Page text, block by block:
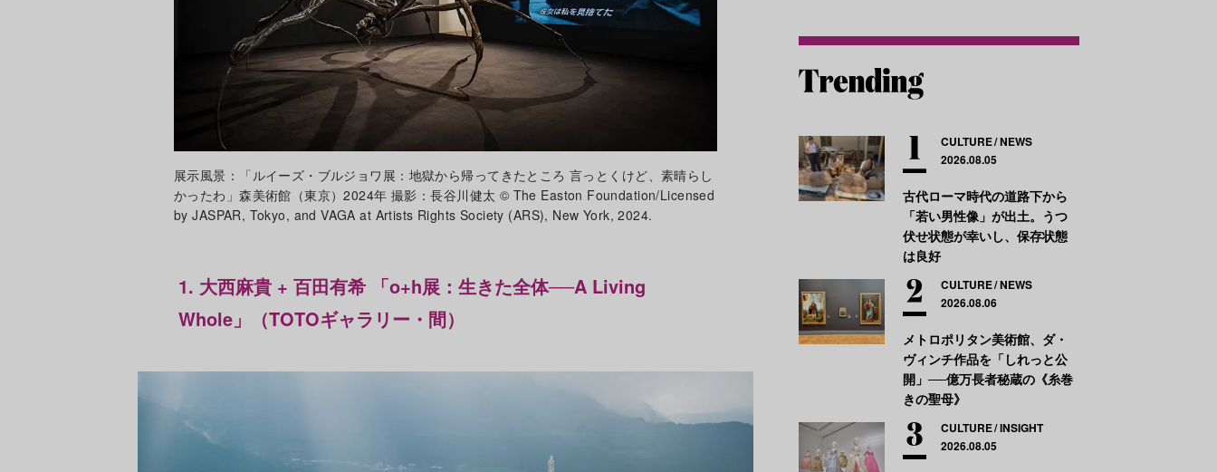
展示風景：「ルイーズ・ブルジョワ展：地獄から帰ってきたところ 言っとくけど、素晴らし
かったわ」森美術館（東京）2024年 撮影：長谷川健太 © The Easton Foundation/Licensed
by JASPAR, Tokyo, and VAGA at Artists Rights Society (ARS), New York, 2024.
1. 大西麻貴 + 百田有希 「o+h展：⽣きた全体──A Living
Whole」（TOTOギャラリー・間）
CULTURE NEWS
2026.08.05
古代ローマ時代の道路下から
「若い男性像」が出土。うつ
伏せ状態が幸いし、保存状態
は良好
CULTURE NEWS
2026.08.06
メトロポリタン美術館、ダ・
ヴィンチ作品を「しれっと公
開」──億万長者秘蔵の《糸巻
きの聖母》
CULTURE INSIGHT
2026.08.05